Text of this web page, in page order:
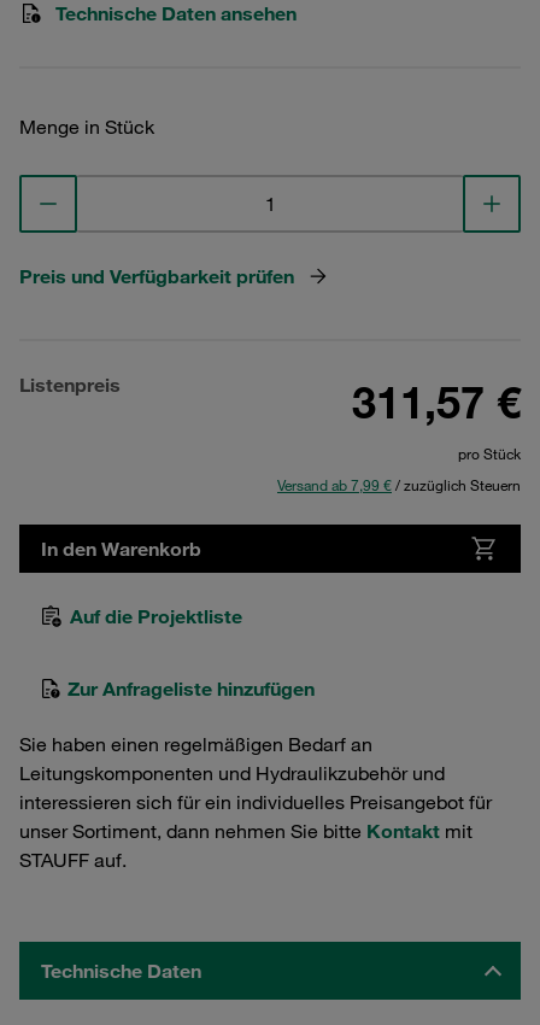
Technische Daten ansehen
Menge in Stück
Preis und Verfügbarkeit prüfen
Listenpreis 311,57 €
pro Stück
Versand ab 7,99 €/ zuzüglich Steuern
In den Warenkorb
Auf die Projektliste
Zur Anfrageliste hinzufügen
Sie haben einen regelmäßigen Bedarf an
Leitungskomponenten und Hydraulikzubehör und
interessieren sich für ein individuelles Preisangebot für
unser Sortiment, dann nehmen Sie bitte Kontakt mit
STAUFF auf.
Technische Daten